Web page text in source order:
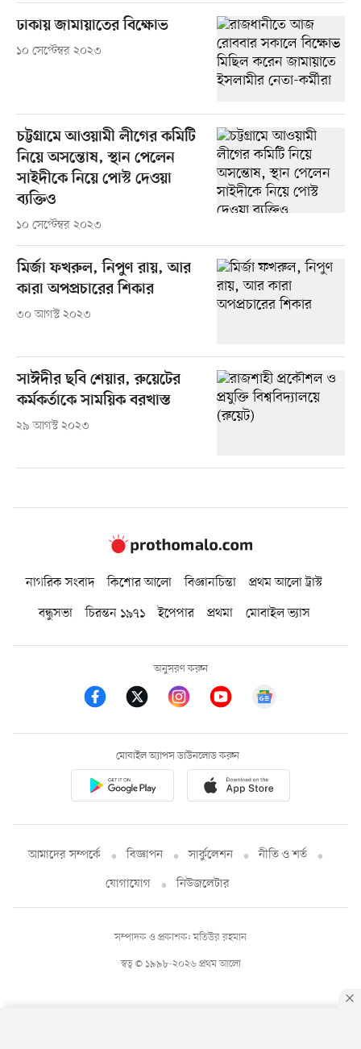
ঢাকায় জামায়াতের বিক্ষোভ
১০ সেপ্টেম্বর ২০২৩
চট্টগ্রামে আওয়ামী লীগের কমিটি
নিয়ে অসন্তোষ, স্থান পেলেন
সাইদীকে নিয়ে পোস্ট দেওয়া
ব্যক্তিও
১০ সেপ্টেম্বর ২০২৩
মির্জা ফখরুল, নিপুণ রায়, আর
কারা অপপ্রচারের শিকার
৩০ আগস্ট ২০২৩
সাঈদীর ছবি শেয়ার, রুয়েটের
কর্মকর্তাকে সাময়িক বরখাস্ত
২৯ আগস্ট ২০২৩
নাগরিক সংবাদ কিশোর আলো বিজ্ঞানচিন্তা
প্রথম আলো ট্রাস্ট
বন্ধুসভা
চিরন্তন ১৯৭১ ইপেপার প্রথমা মোবাইল ভ্যাস
অনুসরণ করুন
মোবাইল অ্যাপস ডাউনলোড করুন
আমাদের সম্পর্কে বিজ্ঞাপন সার্কুলেশন
নীতি ও শর্ত
যোগাযোগ
নিউজলেটার
স্বত্ব © ১৯৯৮-২০২৬ প্রথম আলো
সম্পাদক ও প্রকাশক: মতিউর রহমান